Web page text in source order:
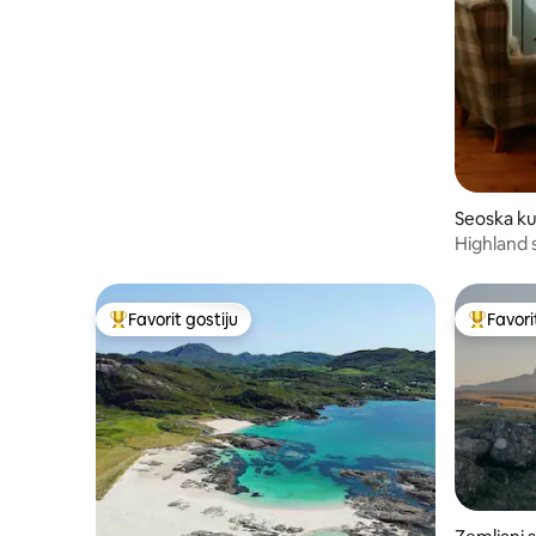
Seoska
par
Highland
Glavni favorit gostiju
Favorit gostiju Glavni